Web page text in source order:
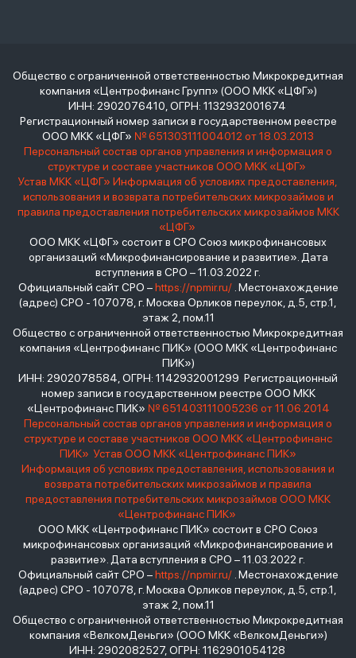
Общество с ограниченной ответственностью Микрокредитная
компания «Центрофинанс Групп» (ООО МКК «ЦФГ»)
ИНН: 2902076410, ОГРН: 1132932001674
Регистрационный номер записи в государственном реестре
ООО МКК «ЦФГ» № 651303111004012 от 18.03.2013
Персональный состав органов управления и информация о
структуре и составе участников ООО МКК «ЦФГ»
Устав МКК «ЦФГ» Информация об условиях предоставления,
использования и возврата потребительских микрозаймов и
правила предоставления потребительских микрозаймов МКК
«ЦФГ»
ООО МКК «ЦФГ» состоит в СРО Союз микрофинансовых
организаций «Микрофинансирование и развитие». Дата
вступления в СРО – 11.03.2022 г.
Официальный сайт СРО –https://npmir.ru/. Местонахождение
(адрес) СРО - 107078, г. Москва Орликов переулок, д.5, стр.1,
этаж 2, пом.11
Общество с ограниченной ответственностью Микрокредитная
компания «Центрофинанс ПИК» (ООО МКК «Центрофинанс
ПИК»)
ИНН: 2902078584, ОГРН: 1142932001299 Регистрационный
номер записи в государственном реестре ООО МКК
«Центрофинанс ПИК» № 651403111005236 от 11.06.2014
Персональный состав органов управления и информация о
структуре и составе участников ООО МКК «Центрофинанс
ПИК» Устав ООО МКК «Центрофинанс ПИК»
Информация об условиях предоставления, использования и
возврата потребительских микрозаймов и правила
предоставления потребительских микрозаймов ООО МКК
«Центрофинанс ПИК»
ООО МКК «Центрофинанс ПИК» состоит в СРО Союз
микрофинансовых организаций «Микрофинансирование и
развитие». Дата вступления в СРО – 11.03.2022 г.
Официальный сайт СРО –https://npmir.ru/. Местонахождение
(адрес) СРО - 107078, г. Москва Орликов переулок, д.5, стр.1,
этаж 2, пом.11
Общество с ограниченной ответственностью Микрокредитная
компания «ВелкомДеньги» (ООО МКК «ВелкомДеньги»)
ИНН: 2902082527, ОГРН: 1162901054128